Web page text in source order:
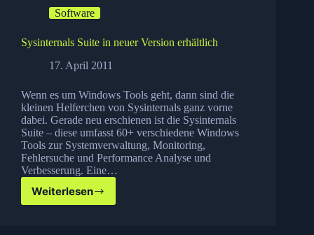
Software
Sysinternals Suite in neuer Version erhältlich
17. April 2011
Wenn es um Windows Tools geht, dann sind die
kleinen Helferchen von Sysinternals ganz vorne
dabei. Gerade neu erschienen ist die Sysinternals
Suite – diese umfasst 60+ verschiedene Windows
Tools zur Systemverwaltung, Monitoring,
Fehlersuche und Performance Analyse und
Verbesserung. Eine…
WeiterlesenSysinternals